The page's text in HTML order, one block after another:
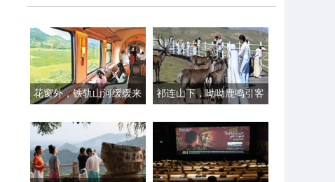
花窗外，铁轨山河缓缓来
祁连山下，呦呦鹿鸣引客